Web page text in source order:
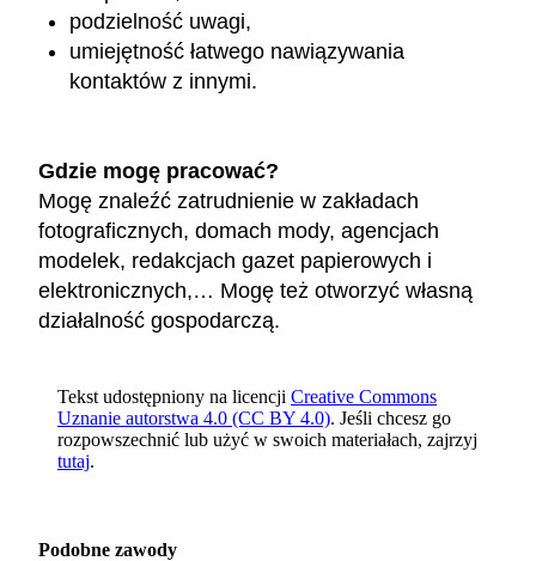
podzielność uwagi,
umiejętność łatwego nawiązywania
kontaktów z innymi.
Gdzie mogę pracować?
Mogę znaleźć zatrudnienie w zakładach
fotograficznych, domach mody, agencjach
modelek, redakcjach gazet papierowych i
elektronicznych,… Mogę też otworzyć własną
działalność gospodarczą.
Tekst udostępniony na licencji Creative Commons
Uznanie autorstwa 4.0 (CC BY 4.0). Jeśli chcesz go
rozpowszechnić lub użyć w swoich materiałach, zajrzyj
tutaj.
Podobne zawody